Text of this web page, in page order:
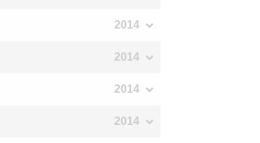
2014
2014
2014
2014